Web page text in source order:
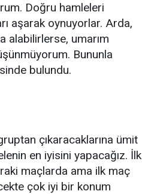
Doğru hamleleri
aşarak oynuyorlar. Arda,
alabilirlerse, umarım
Bununla
bulundu.
çıkaracaklarına ümit
en iyisini yapacağız. İlk
maçlarda ama ilk maç
çok iyi bir konum